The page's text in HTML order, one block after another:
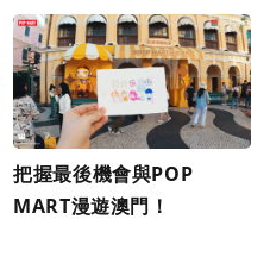
把握最後機會與POP
MART漫遊澳門！